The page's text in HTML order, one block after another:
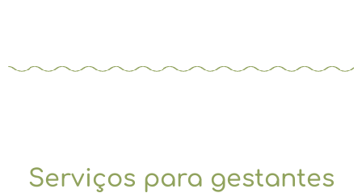
Serviços para gestantes